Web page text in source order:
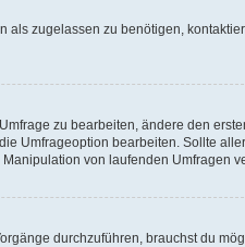
als zugelassen zu benötigen,
zu bearbeiten, ändere den
Umfrageoption bearbeiten. Sollte
von laufenden Umfragen
durchzuführen, brauchst du